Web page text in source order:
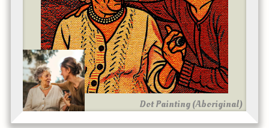
Dot Painting (Aboriginal)